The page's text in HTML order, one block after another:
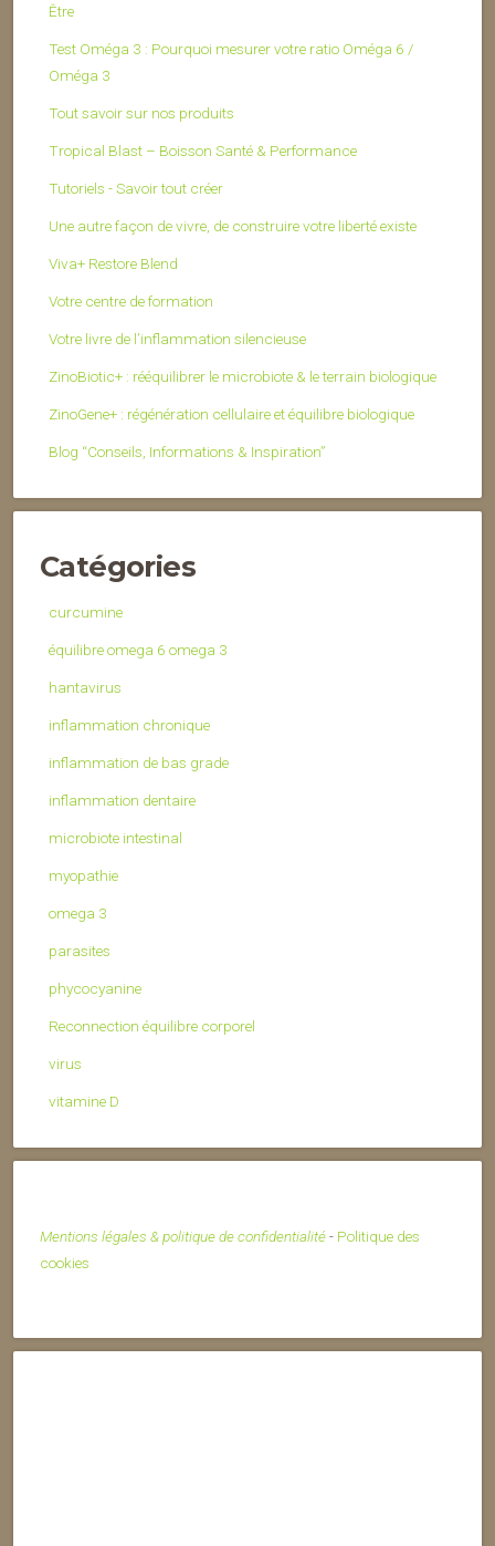
Être
Test Oméga 3 : Pourquoi mesurer votre ratio Oméga 6 /
Oméga 3
Tout savoir sur nos produits
Tropical Blast – Boisson Santé & Performance
Tutoriels - Savoir tout créer
Une autre façon de vivre, de construire votre liberté existe
Viva+ Restore Blend
Votre centre de formation
Votre livre de l’inflammation silencieuse
ZinoBiotic+ : rééquilibrer le microbiote & le terrain biologique
ZinoGene+ : régénération cellulaire et équilibre biologique
Blog “Conseils, Informations & Inspiration”
Catégories
curcumine
équilibre omega 6 omega 3
hantavirus
inflammation chronique
inflammation de bas grade
inflammation dentaire
microbiote intestinal
myopathie
omega 3
parasites
phycocyanine
Reconnection équilibre corporel
virus
vitamine D
Mentions légales & politique de confidentialité- Politique des
cookies